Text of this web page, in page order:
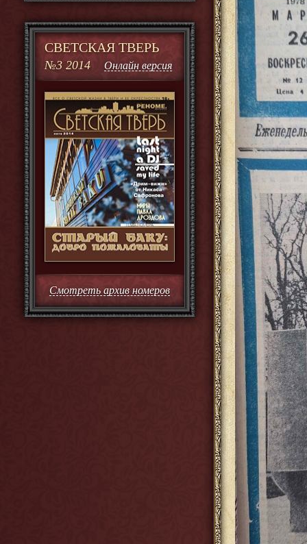
СВЕТСКАЯ ТВЕРЬ
№3 2014 Онлайн версия
Смотреть архив номеров